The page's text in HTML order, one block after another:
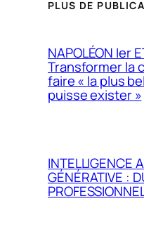
PLUS DE
NAPOLÉON Ier
Transformer la
faire « la plus
puisse exister »
INTELLIGENCE
GÉNÉRATIVE :